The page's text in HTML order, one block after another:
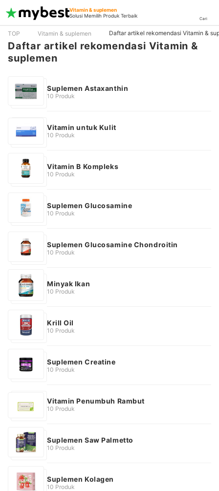
Vitamin & suplemen
Solusi Memilih Produk Terbaik
Cari
TOP Vitamin & suplemen Daftar artikel rekomendasi Vitamin &
Daftar artikel rekomendasi Vitamin &
suplemen
Suplemen Astaxanthin
10 Produk
Vitamin untuk Kulit
10 Produk
Vitamin B Kompleks
10 Produk
Suplemen Glucosamine
10 Produk
Suplemen Glucosamine Chondroitin
10 Produk
Minyak Ikan
10 Produk
Krill Oil
10 Produk
Suplemen Creatine
10 Produk
Vitamin Penumbuh Rambut
10 Produk
Suplemen Saw Palmetto
10 Produk
Suplemen Kolagen
10 Produk